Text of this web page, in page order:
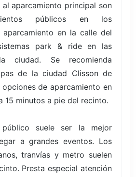
al aparcamiento principal son
públicos en los
aparcamiento en la calle del
park & ride en las
ciudad. Se recomienda
de la ciudad Clisson de
de aparcamiento en
15 minutos a pie del recinto.
suele ser la mejor
a grandes eventos. Los
tranvías y metro suelen
Presta especial atención